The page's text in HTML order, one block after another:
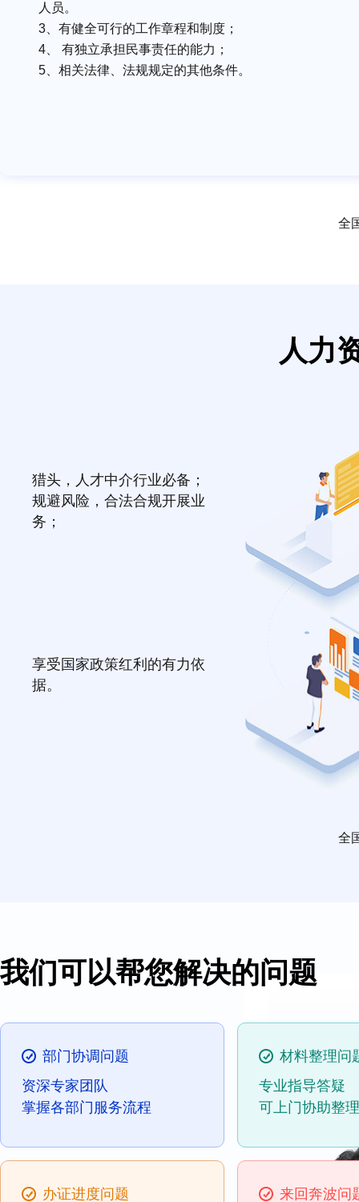
人员。
3、有健全可行的工作章程和制度；
4、 有独立承担民事责任的能力；
5、相关法律、法规规定的其他条件。
全
人力
猎头，人才中介行业必备；
规避风险，合法合规开展业
务；
享受国家政策红利的有力依
据。
全
我们可以帮您解决的问题
部门协调问题
资深专家团队
掌握各部门服务流程
材料整理问
专业指导答疑
可上门协助整理
办证进度问题 来回奔波问